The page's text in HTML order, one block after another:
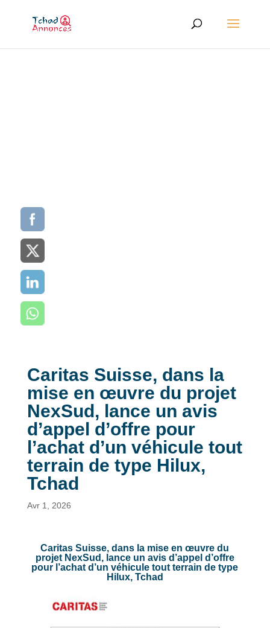
Caritas Suisse, dans la
mise en œuvre du projet
NexSud, lance un avis
d’appel d’offre pour
l’achat d’un véhicule tout
terrain de type Hilux,
Tchad
Avr 1, 2026
Caritas Suisse, dans la mise en œuvre du
projet NexSud, lance un avis d’appel d’offre
pour l’achat d’un véhicule tout terrain de type
Hilux, Tchad